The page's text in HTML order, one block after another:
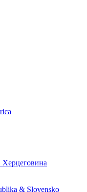
Херцеговина
& Slovensko